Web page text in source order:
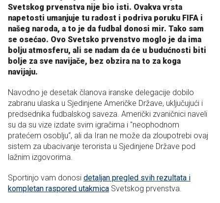
Svetskog prvenstva nije bio isti. Ovakva vrsta
napetosti umanjuje tu radost i podriva poruku FIFA i
našeg naroda, a to je da fudbal donosi mir. Tako sam
se osećao. Ovo Svetsko prvenstvo moglo je da ima
bolju atmosferu, ali se nadam da će u budućnosti biti
bolje za sve navijače, bez obzira na to za koga
navijaju.
Navodno je desetak članova iranske delegacije dobilo
zabranu ulaska u Sjedinjene Američke Države, uključujući i
predsednika fudbalskog saveza. Američki zvaničnici naveli
su da su vize izdate svim igračima i "neophodnom
pratećem osoblju“, ali da Iran ne može da zloupotrebi ovaj
sistem za ubacivanje terorista u Sjedinjene Države pod
lažnim izgovorima.
Sportinjo vam donosi detaljan pregled svih rezultata i
kompletan raspored utakmica Svetskog prvenstva.